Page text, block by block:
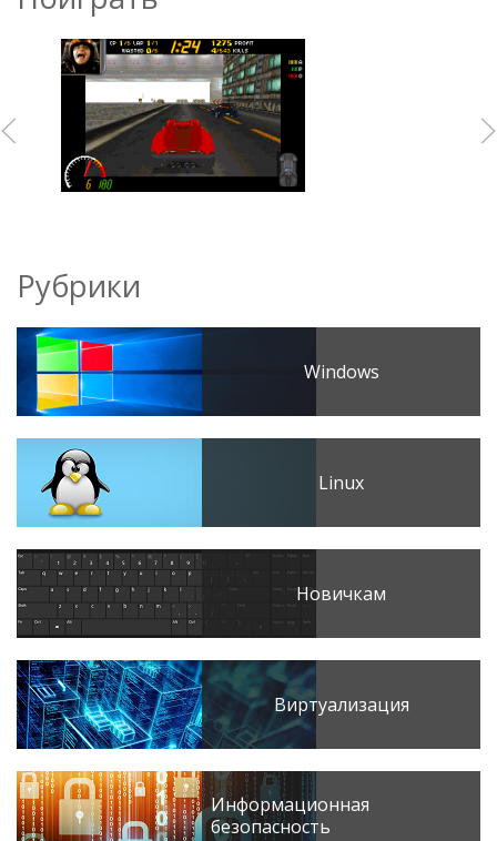
Рубрики
Windows
Linux
Новичкам
Виртуализация
Информационная
безопасность